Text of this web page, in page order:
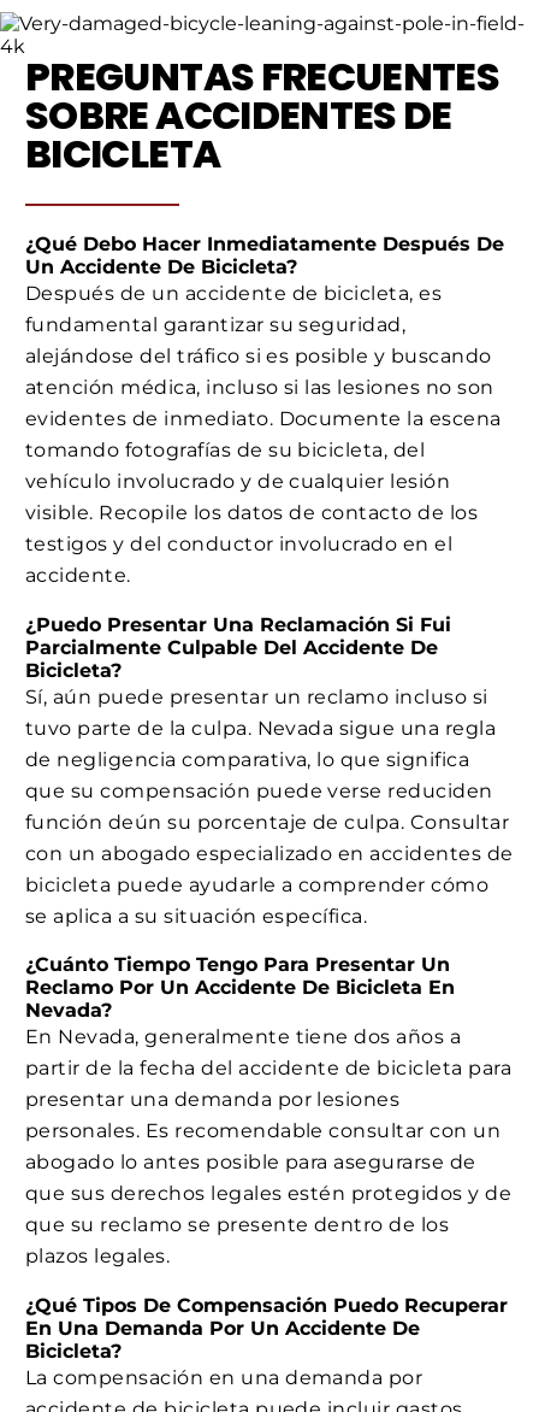
PREGUNTAS FRECUENTES
SOBRE ACCIDENTES DE
BICICLETA
¿Qué Debo Hacer Inmediatamente Después De
Un Accidente De Bicicleta?
Después de un accidente de bicicleta, es
fundamental garantizar su seguridad,
alejándose del tráfico si es posible y buscando
atención médica, incluso si las lesiones no son
evidentes de inmediato. Documente la escena
tomando fotografías de su bicicleta, del
vehículo involucrado y de cualquier lesión
visible. Recopile los datos de contacto de los
testigos y del conductor involucrado en el
accidente.
¿Puedo Presentar Una Reclamación Si Fui
Parcialmente Culpable Del Accidente De
Bicicleta?
Sí, aún puede presentar un reclamo incluso si
tuvo parte de la culpa. Nevada sigue una regla
de negligencia comparativa, lo que significa
que su compensación puede verse reduciden
función deún su porcentaje de culpa. Consultar
con un abogado especializado en accidentes de
bicicleta puede ayudarle a comprender cómo
se aplica a su situación específica.
¿Cuánto Tiempo Tengo Para Presentar Un
Reclamo Por Un Accidente De Bicicleta En
Nevada?
En Nevada, generalmente tiene dos años a
partir de la fecha del accidente de bicicleta para
presentar una demanda por lesiones
personales. Es recomendable consultar con un
abogado lo antes posible para asegurarse de
que sus derechos legales estén protegidos y de
que su reclamo se presente dentro de los
plazos legales.
¿Qué Tipos De Compensación Puedo Recuperar
En Una Demanda Por Un Accidente De
Bicicleta?
La compensación en una demanda por